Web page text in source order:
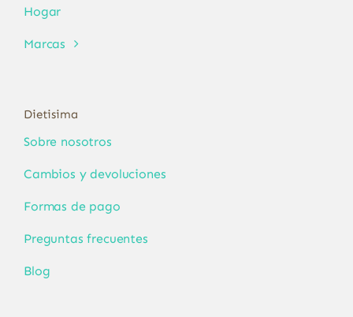
Hogar
Marcas
Dietisima
Sobre nosotros
Cambios y devoluciones
Formas de pago
Preguntas frecuentes
Blog